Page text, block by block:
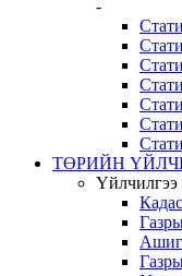
-
ТӨРИЙН
Үйлчилгээ